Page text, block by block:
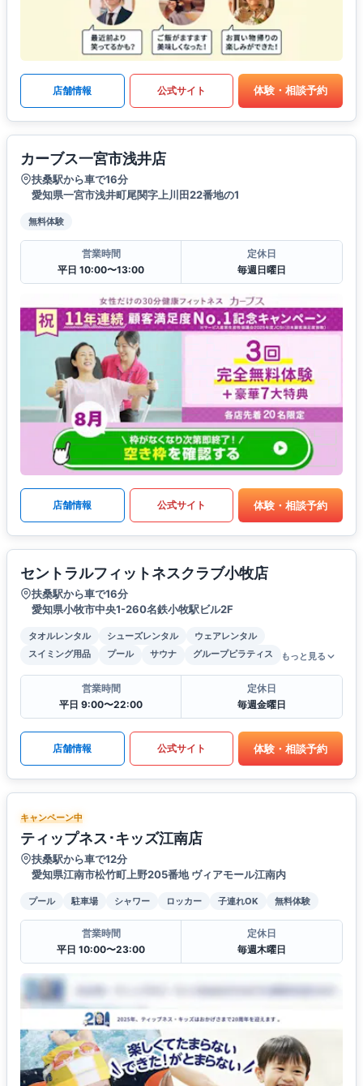
店舗情報 公式サイト 体験・相談予約
カーブス一宮市浅井店
扶桑駅から車で16分
愛知県一宮市浅井町尾関字上川田22番地の1
無料体験
営業時間
平日 10:00〜13:00
定休日
毎週日曜日
店舗情報 公式サイト 体験・相談予約
セントラルフィットネスクラブ小牧店
扶桑駅から車で16分
愛知県小牧市中央1-260名鉄小牧駅ビル2F
タオルレンタル シューズレンタル
ウェアレンタル
スイミング用品
プール サウナ グループピラティス もっと見る
営業時間
平日 9:00〜22:00
定休日
毎週金曜日
店舗情報 公式サイト 体験・相談予約
キャンペーン中
ティップネス･キッズ江南店
扶桑駅から車で12分
愛知県江南市松竹町上野205番地 ヴィアモール江南内
プール 駐車場 シャワー ロッカー 子連れOK 無料体験
営業時間
平日 10:00〜23:00
定休日
毎週木曜日